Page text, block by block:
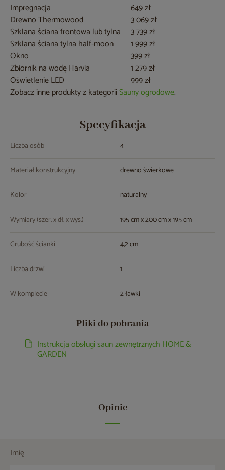
Impregnacja
649 zł
Drewno Thermowood
3 069 zł
Szklana ściana frontowa lub tylna
3 739 zł
Szklana ściana tylna half-moon
1 999 zł
Okno
399 zł
Zbiornik na wodę Harvia
1 279 zł
Oświetlenie LED
999 zł
Zobacz inne produkty z kategoriiSauny ogrodowe.
Specyfikacja
Liczba osób 4
Materiał konstrukcyjny drewno świerkowe
Kolor naturalny
Wymiary (szer. x dł. x wys.) 195 cm x 200 cm x 195 cm
Grubość ścianki 4,2 cm
Liczba drzwi 1
W komplecie 2 ławki
Pliki do pobrania
Instrukcja obsługi saun zewnętrznych HOME &
GARDEN
Opinie
Imię